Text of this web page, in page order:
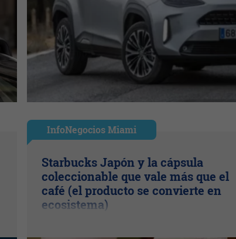
InfoNegocios Miami
Starbucks Japón y la cápsula
coleccionable que vale más que el
café (el producto se convierte en
ecosistema)